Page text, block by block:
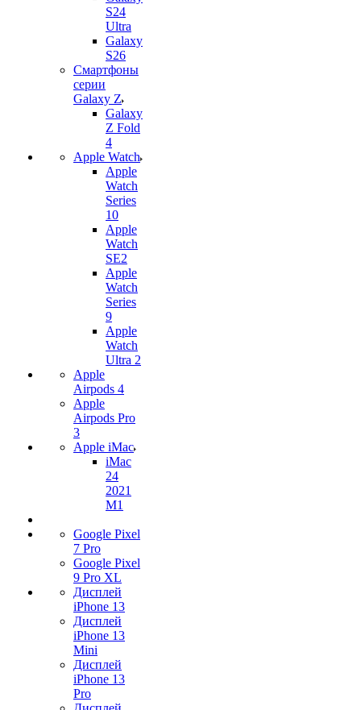
S24
Ultra
Galaxy
S26
Смартфоны
серии
Galaxy Z
Galaxy
Z Fold
4
Apple Watch
Apple
Watch
Series
10
Apple
Watch
SE2
Apple
Watch
Series
9
Apple
Watch
Ultra 2
Apple
Airpods 4
Apple
Airpods Pro
3
Apple iMac
iMac
24
2021
M1
Google Pixel
7 Pro
Google Pixel
9 Pro XL
Дисплей
iPhone 13
Дисплей
iPhone 13
Mini
Дисплей
iPhone 13
Pro